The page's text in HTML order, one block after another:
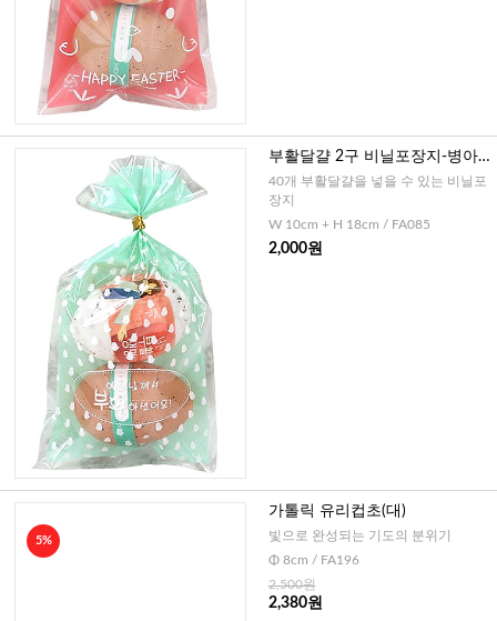
부활달걀 2구 비닐포장지-병아
리 민트(20매)
40개 부활달걀을 넣을 수 있는 비닐포
장지
W 10cm + H 18cm / FA085
2,000원
5%
가톨릭 유리컵초(대)
빛으로 완성되는 기도의 분위기
Φ 8cm / FA196
2,500원
2,380원